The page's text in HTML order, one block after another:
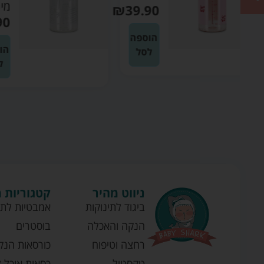
מיננה
ניווט מהיר
ביגוד לתינוקות
הנקה והאכלה
רחצה וטיפוח
אמבטיות
בוסטרים
כורסאות